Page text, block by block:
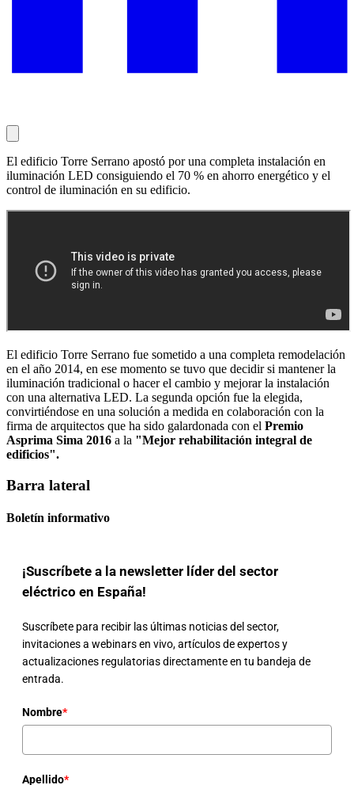
El edificio Torre Serrano apostó por una completa instalación en
iluminación LED consiguiendo el 70 % en ahorro energético y el
control de iluminación en su edificio.
El edificio Torre Serrano fue sometido a una completa remodelación
en el año 2014, en ese momento se tuvo que decidir si mantener la
iluminación tradicional o hacer el cambio y mejorar la instalación
con una alternativa LED. La segunda opción fue la elegida,
convirtiéndose en una solución a medida en colaboración con la
firma de arquitectos que ha sido galardonada con el Premio
Asprima Sima 2016 a la "Mejor rehabilitación integral de
edificios".
Barra lateral
Boletín informativo
¡Suscríbete a la newsletter líder del sector
eléctrico en España!
Suscríbete para recibir las últimas noticias del sector,
invitaciones a webinars en vivo, artículos de expertos y
actualizaciones regulatorias directamente en tu bandeja de
entrada.
Nombre*
Apellido*